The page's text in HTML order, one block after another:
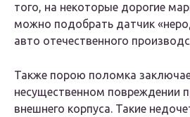
того, на некоторые дорогие
можно подобрать датчик
авто отечественного
Также порою поломка
несущественном повреждении
внешнего корпуса. Такие